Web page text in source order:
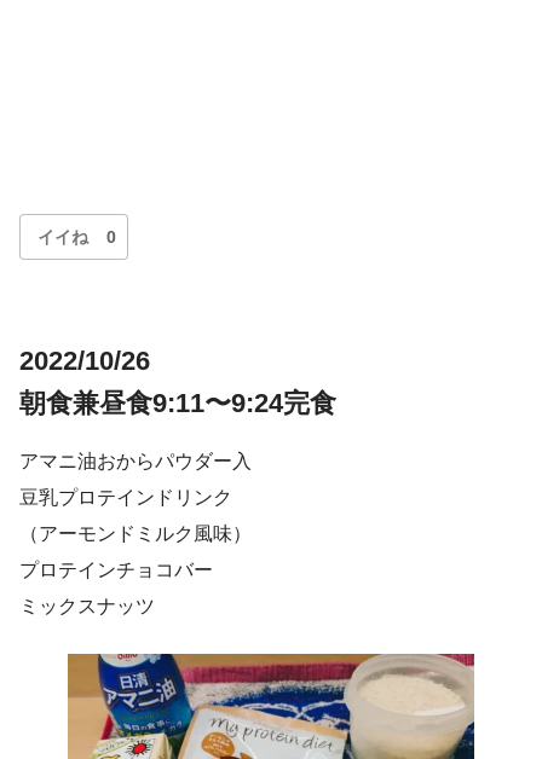
イイね 0
2022/10/26
朝食兼昼食9:11〜9:24完食
アマニ油おからパウダー入
豆乳プロテインドリンク
（アーモンドミルク風味）
プロテインチョコバー
ミックスナッツ